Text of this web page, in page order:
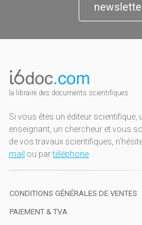
la libraire des documents scientifiques
Si vous êtes un éditeur scientifique,
enseignant, un chercheur et vous
de vos travaux scientifiques,
mail ou partéléphone.
CONDITIONS GÉNÉRALES DE VENTES
PAIEMENT & TVA